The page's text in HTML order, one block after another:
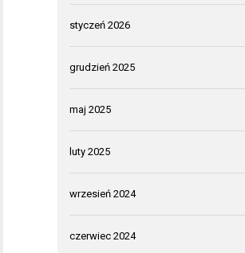
styczeń 2026
grudzień 2025
maj 2025
luty 2025
wrzesień 2024
czerwiec 2024